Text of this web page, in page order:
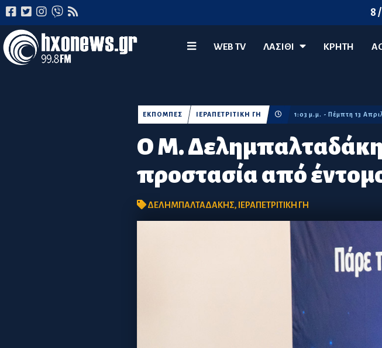
8
WEB TV ΛΑΣΊΘΙ ΚΡΗΤΗ
Ο Μ.
προστασία από
ΕΚΠΟΜΠΕΣ ΙΕΡΑΠΕΤΡΙΤΙΚΗ ΓΗ 1:03 μ.μ. - Πέμπτη 13
ΔΕΛΗΜΠΑΛΤΑΔΑΚΗΣ, ΙΕΡΑΠΕΤΡΙΤΙΚΗ ΓΗ